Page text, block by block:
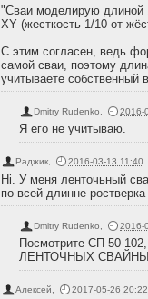
"Сваи моделирую длиной
XY (жесткость 1/10 от
С этим согласен, ведь
самой сваи, поэтому
учитываете собственный
Dmitry Rudenko 2016-
Я его не учитываю.
Раджик 2016-03-13 11:40
Hi. У меня ленточьный
по всей длинне
Dmitry Rudenko 2016-
Посмотрите СП 50-
ЛЕНТОЧНЫХ
Алексей, 2017-05-26 20:22